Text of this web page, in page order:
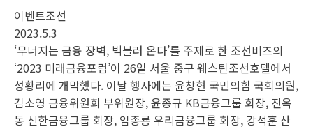
이벤트조선
2023.5.3
‘무너지는 금융 장벽, 빅블러 온다’를 주제로 한 조선비즈의
‘2023 미래금융포럼’이 26일 서울 중구 웨스틴조선호텔에서
성황리에 개막했다. 이날 행사에는 윤창현 국민의힘 국회의원,
김소영 금융위원회 부위원장, 윤종규 KB금융그룹 회장, 진옥
동 신한금융그룹 회장, 임종룡 우리금융그룹 회장, 강석훈 산